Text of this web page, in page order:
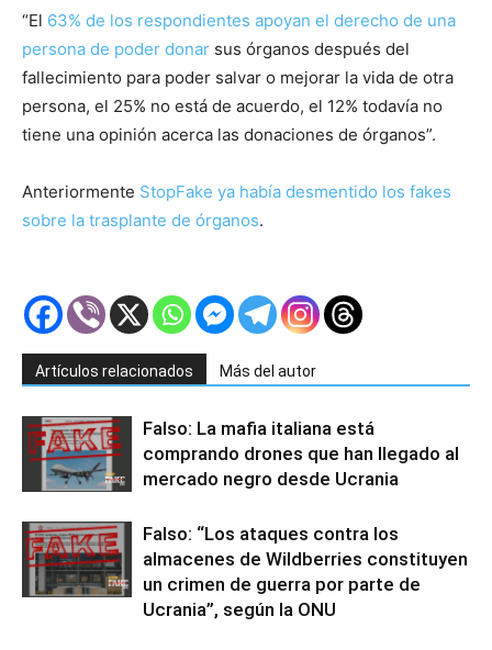
“El 63% de los respondientes apoyan el derecho de una
persona de poder donar sus órganos después del
fallecimiento para poder salvar o mejorar la vida de otra
persona, el 25% no está de acuerdo, el 12% todavía no
tiene una opinión acerca las donaciones de órganos”.
Anteriormente StopFake ya había desmentido los fakes
sobre la trasplante de órganos.
Artículos relacionados Más del autor
Falso: La mafia italiana está
comprando drones que han llegado al
mercado negro desde Ucrania
Falso: “Los ataques contra los
almacenes de Wildberries constituyen
un crimen de guerra por parte de
Ucrania”, según la ONU